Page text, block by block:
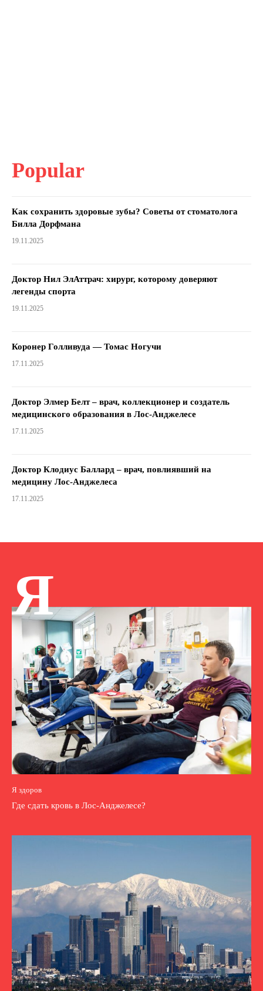
Popular
Как сохранить здоровые зубы? Советы от стоматолога
Билла Дорфмана
19.11.2025
Доктор Нил ЭлАттрач: хирург, которому доверяют
легенды спорта
19.11.2025
Коронер Голливуда — Томас Ногучи
17.11.2025
Доктор Элмер Белт – врач, коллекционер и создатель
медицинского образования в Лос-Анджелесе
17.11.2025
Доктор Клодиус Баллард – врач, повлиявший на
медицину Лос-Анджелеса
17.11.2025
Я
Я здоров
Где сдать кровь в Лос-Анджелесе?